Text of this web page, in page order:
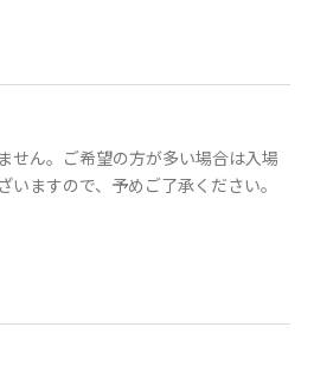
せん。ご希望の方が多い場合は入場
いますので、予めご了承ください。